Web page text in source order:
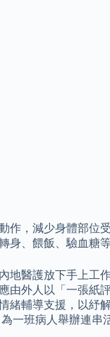
，減少身體部
、餵飯、驗血糖
醫護放下手上
外人以「一張
緒輔導支援，以
一班病人舉辦連